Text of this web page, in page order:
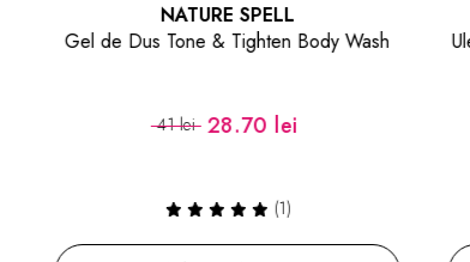
NATURE SPELL
Gel de Dus Tone & Tighten Body Wash
41 lei 28.70 lei
(1)